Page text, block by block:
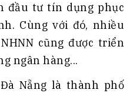
đầu tư tín dụng phục
Cùng với đó, nhiều
cũng được triển
ngân hàng...
Nẵng là thành phố